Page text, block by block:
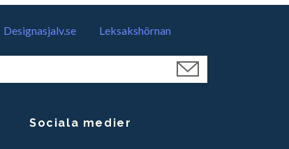
Designasjalv.se Leksakshörnan
Sociala medier